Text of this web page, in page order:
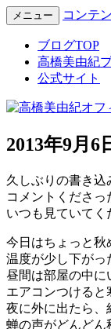
高橋美
グ
Miyuki
メニュー コンテ
ブログTOP
高橋美由紀
公式サイト
2013年9月6
久しぶりの書き
コメントくださっ
いつも見ていてく
今日はちょっと秋
温度が少し下がっ
昼間は部屋の中に
エアコンつけると
夜に外に出たら、
蝉の声がどんどん